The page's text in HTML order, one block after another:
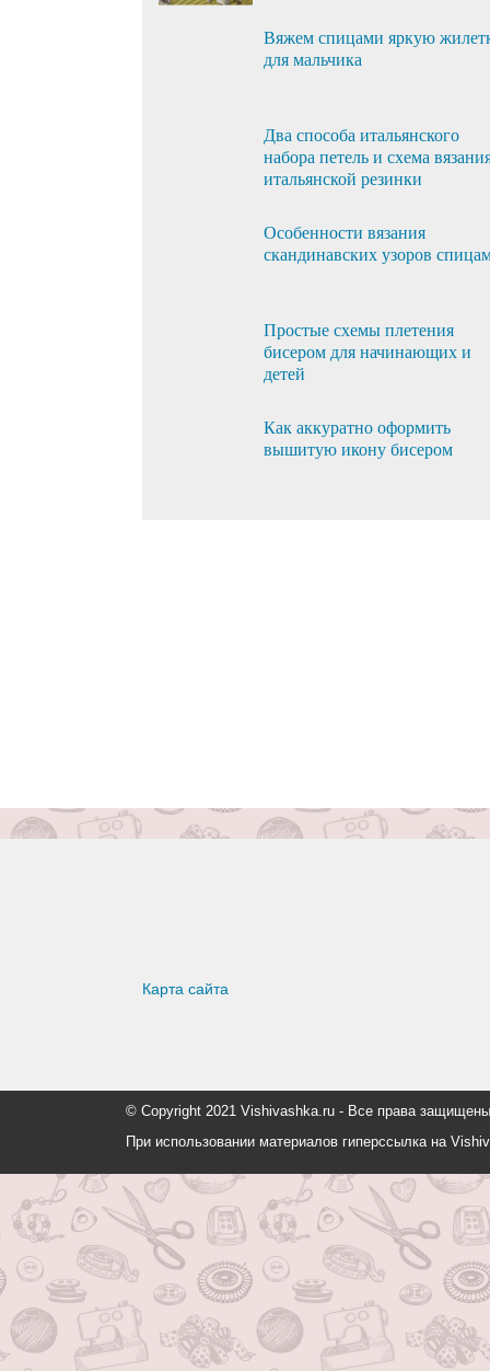
Вяжем спицами яркую
для мальчика
Два способа итальянского
набора петель и схема
итальянской резинки
Особенности вязания
скандинавских узоров
Простые схемы плетения
бисером для начинающих и
детей
Как аккуратно оформить
вышитую икону бисером
Карта сайта
© Copyright 2021 Vishivashka.ru - Все права
При использовании материалов гиперссылка на